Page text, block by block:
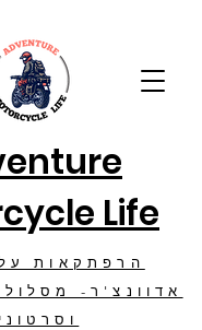
Life
הרפתקאות
אדוונצ'ר-